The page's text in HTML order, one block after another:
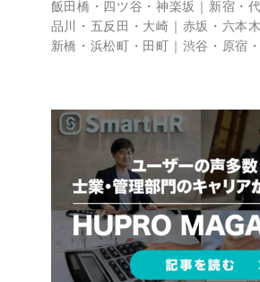
飯田橋・四ツ谷・神楽坂
新宿・
品川・五反田・大崎
赤坂・六本
新橋・浜松町・田町
渋谷・原宿